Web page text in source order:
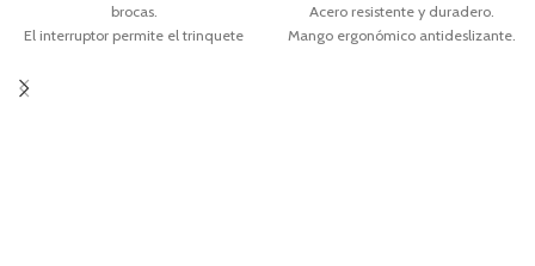
brocas.
El interruptor permite el trinquete
Acero resistente y duradero.
Mango ergonómico antideslizante.